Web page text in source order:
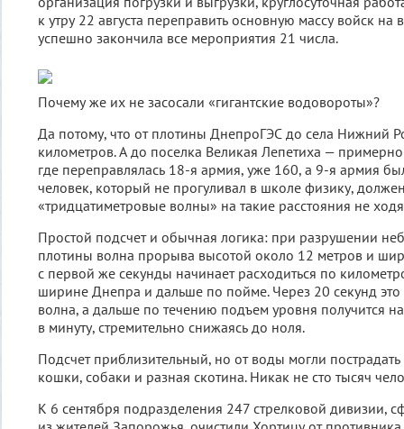
к утру 22 августа переправить основную массу войск на
успешно закончила все мероприятия 21 числа.
Почему же их не засосали «гигантские водовороты»?
Да потому, что от плотины ДнепроГЭС до села Нижний
километров. А до поселка Великая Лепетиха —
где переправлялась 18-я армия, уже 160, а 9-я армия
человек, который не прогуливал в школе физику,
«тридцатиметровые волны» на такие расстояния не
Простой подсчет и обычная логика: при разрушении
плотины волна прорыва высотой около 12 метров и
с первой же секунды начинает расходиться по
ширине Днепра и дальше по пойме. Через 20 секунд это
волна, а дальше по течению подъем уровня получится
в минуту, стремительно снижаясь до ноля.
Подсчет приблизительный, но от воды могли
кошки, собаки и разная скотина. Никак не сто тысяч
К 6 сентября подразделения 247 стрелковой дивизии,